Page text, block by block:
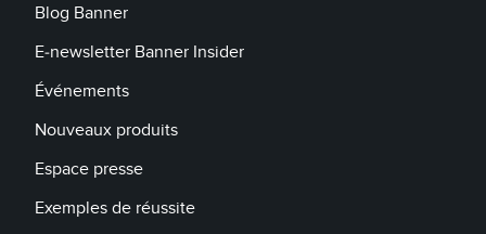
Blog Banner
E-newsletter Banner Insider
Événements
Nouveaux produits
Espace presse
Exemples de réussite